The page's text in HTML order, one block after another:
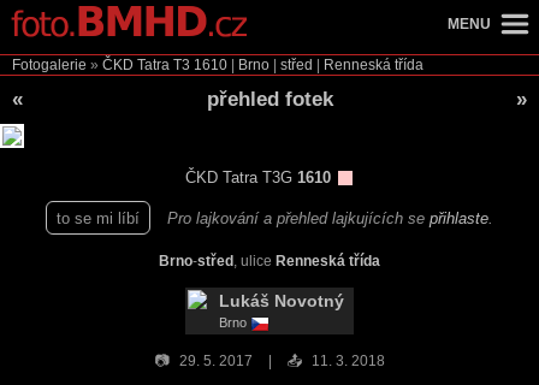
Fotogalerie » ČKD Tatra T3 1610 Brno střed Renneská třída
« přehled fotek »
ČKD Tatra T3G 1610
to se mi líbí Pro lajkování a přehled lajkujících se přihlaste
Brno-střed , ulice Renneská třída
Lukáš Novotný
Brno
📷 29. 5. 2017 📤 11. 3. 2018
MENU